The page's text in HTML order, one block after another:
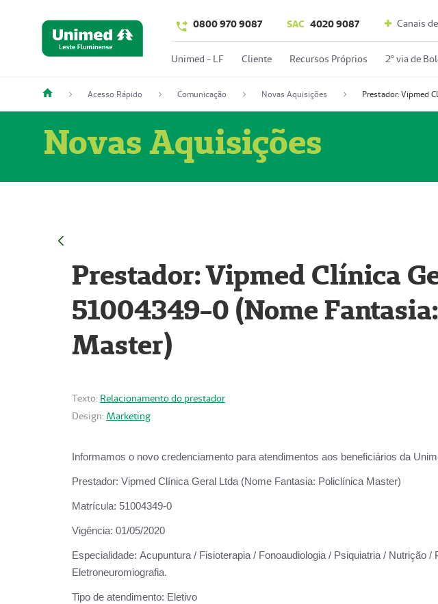
0800 970 9087 SAC 4020 9087 Canais
Unimed - LF Cliente Recursos Próprios 2º via de
Acesso Rápido Comunicação Novas Aquisições
Novas Aquisições
Prestador: Vipmed Clínica
51004349-0 (Nome
Master)
Texto: Relacionamento do prestador
Design: Marketing
Informamos o novo credenciamento para atendimentos aos beneficiários da
Prestador: Vipmed Clínica Geral Ltda (Nome Fantasia: Policlínica Master)
Matrícula: 51004349-0
Vigência: 01/05/2020
Especialidade: Acupuntura / Fisioterapia / Fonoaudiologia / Psiquiatria / Nutrição
Eletroneuromiografia.
Tipo de atendimento: Eletivo